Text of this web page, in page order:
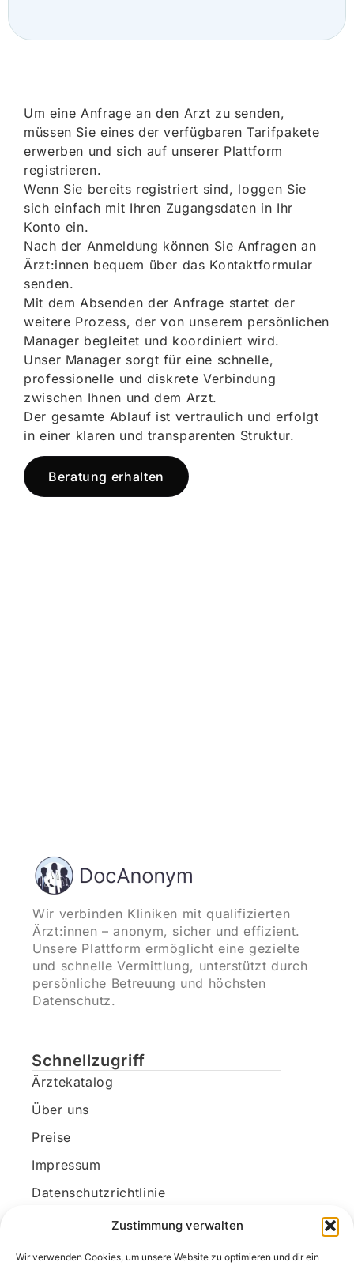
Zustimmung verwalten
Wir verwenden Cookies, um unsere Website zu optimieren und dir ein
Um eine Anfrage an den Arzt zu senden,
müssen Sie eines der verfügbaren Tarifpakete
erwerben und sich auf unserer Plattform
registrieren.
Wenn Sie bereits registriert sind, loggen Sie
sich einfach mit Ihren Zugangsdaten in Ihr
Konto ein.
Nach der Anmeldung können Sie Anfragen an
Ärzt:innen bequem über das Kontaktformular
senden.
Mit dem Absenden der Anfrage startet der
weitere Prozess, der von unserem persönlichen
Manager begleitet und koordiniert wird.
Unser Manager sorgt für eine schnelle,
professionelle und diskrete Verbindung
zwischen Ihnen und dem Arzt.
Der gesamte Ablauf ist vertraulich und erfolgt
in einer klaren und transparenten Struktur.
Beratung erhalten
Wir verbinden Kliniken mit qualifizierten
Ärzt:innen – anonym, sicher und effizient.
Unsere Plattform ermöglicht eine gezielte
und schnelle Vermittlung, unterstützt durch
persönliche Betreuung und höchsten
Datenschutz.
Schnellzugriff
Ärztekatalog
Über uns
Preise
Impressum
Datenschutzrichtlinie
Kundenkonto